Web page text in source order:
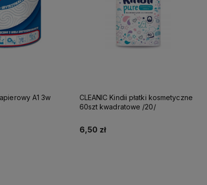
CLEANIC Kindii płatki kosmetyczne
60szt kwadratowe /20/
6,50 zł